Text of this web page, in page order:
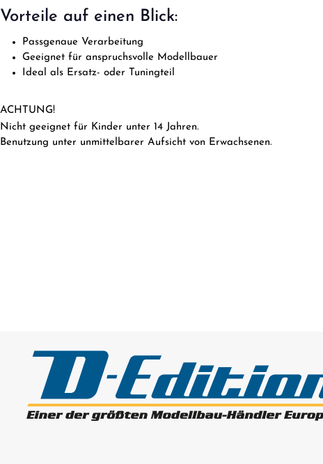
Vorteile auf einen Blick:
Passgenaue Verarbeitung
Geeignet für anspruchsvolle Modellbauer
Ideal als Ersatz- oder Tuningteil
ACHTUNG!
Nicht geeignet für Kinder unter 14 Jahren.
Benutzung unter unmittelbarer Aufsicht von Erwachsenen.